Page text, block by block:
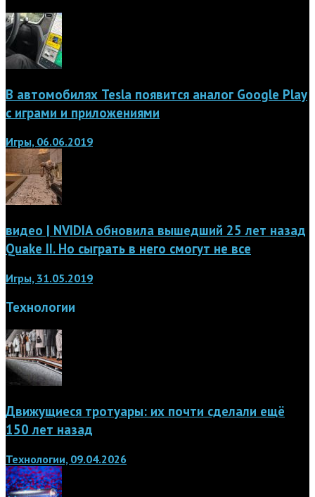
В автомобилях Tesla появится аналог Google Play
с играми и приложениями
Игры, 06.06.2019
видео | NVIDIA обновила вышедший 25 лет назад
Quake II. Но сыграть в него смогут не все
Игры, 31.05.2019
Технологии
Движущиеся тротуары: их почти сделали ещё
150 лет назад
Технологии, 09.04.2026